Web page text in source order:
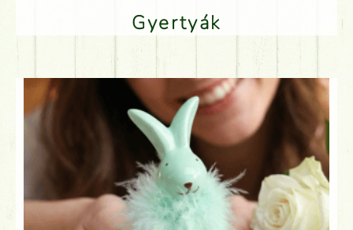
Gyertyák